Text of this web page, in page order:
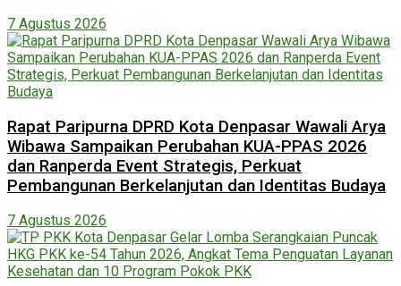
7 Agustus 2026
Rapat Paripurna DPRD Kota Denpasar Wawali Arya
Wibawa Sampaikan Perubahan KUA-PPAS 2026
dan Ranperda Event Strategis, Perkuat
Pembangunan Berkelanjutan dan Identitas Budaya
7 Agustus 2026